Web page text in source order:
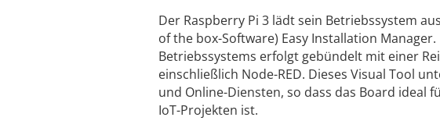
Der Raspberry Pi 3 lädt sein Betriebssystem
of the box-Software) Easy Installation
Betriebssystems erfolgt gebündelt mit einer
einschließlich Node-RED. Dieses Visual Tool
und Online-Diensten, so dass das Board ideal
IoT-Projekten ist.